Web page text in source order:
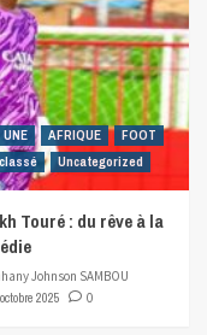
AFRIQUE
FOOT
Uncategorized
Touré : du rêve à la
Johnson SAMBOU
2025
0